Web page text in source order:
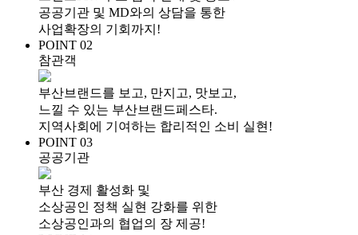
공공기관 및 MD와의 상담을 통한
사업확장의 기회까지!
POINT 02
참관객
부산브랜드를 보고, 만지고, 맛보고,
느낄 수 있는 부산브랜드페스타.
지역사회에 기여하는 합리적인 소비 실현!
POINT 03
공공기관
부산 경제 활성화 및
소상공인 정책 실현 강화를 위한
소상공인과의 협업의 장 제공!